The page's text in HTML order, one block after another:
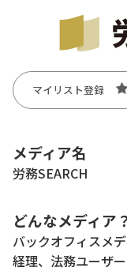
マイリスト登録
メディア名
労務SEARCH
どんなメディア
バックオフィスメ
経理、法務ユーザ